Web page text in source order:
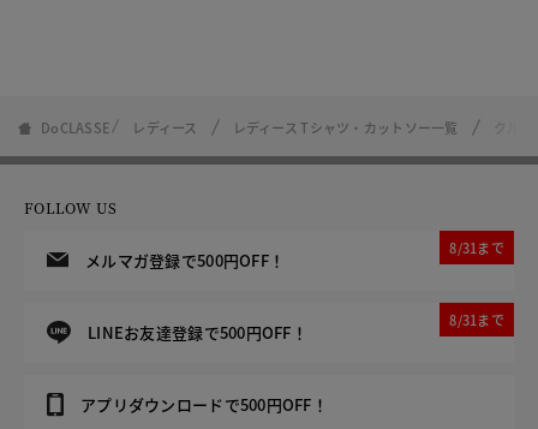
DoCLASSE レディース レディース Tシャツ・カットソー一覧 クル
FOLLOW US
メルマガ登録で500円OFF！
8/31まで
LINEお友達登録で500円OFF！
8/31まで
アプリダウンロードで500円OFF！